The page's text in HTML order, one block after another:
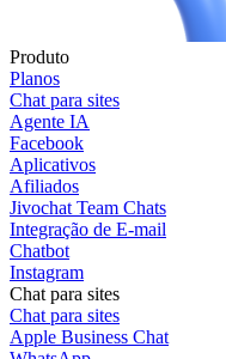
Produto
Planos
Chat para sites
Agente IA
Facebook
Aplicativos
Afiliados
Jivochat Team Chats
Integração de E-mail
Chatbot
Instagram
Chat para sites
Chat para sites
Apple Business Chat